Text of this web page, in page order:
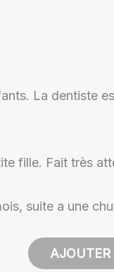
La dentiste
fille. Fait très
suite a une